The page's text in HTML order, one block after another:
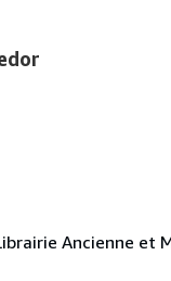
Ancienne et